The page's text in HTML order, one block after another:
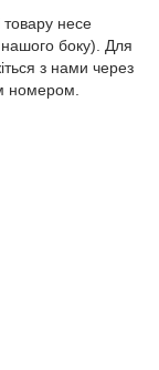
товару несе
нашого боку). Для
з нами через
номером.